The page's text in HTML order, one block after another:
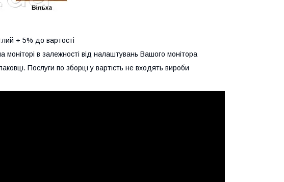
+ 5% до вартості
моніторі в залежності від налаштувань Вашого монітора
Послуги по зборці у вартість не входять вироби